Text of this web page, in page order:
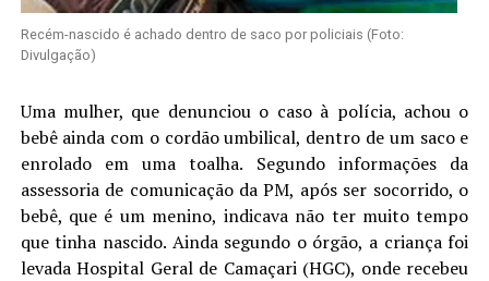
Recém-nascido é achado dentro de saco por policiais (Foto:
Divulgação)
Uma mulher, que denunciou o caso à polícia, achou o
bebê ainda com o cordão umbilical, dentro de um saco e
enrolado em uma toalha. Segundo informações da
assessoria de comunicação da PM, após ser socorrido, o
bebê, que é um menino, indicava não ter muito tempo
que tinha nascido. Ainda segundo o órgão, a criança foi
levada Hospital Geral de Camaçari (HGC), onde recebeu